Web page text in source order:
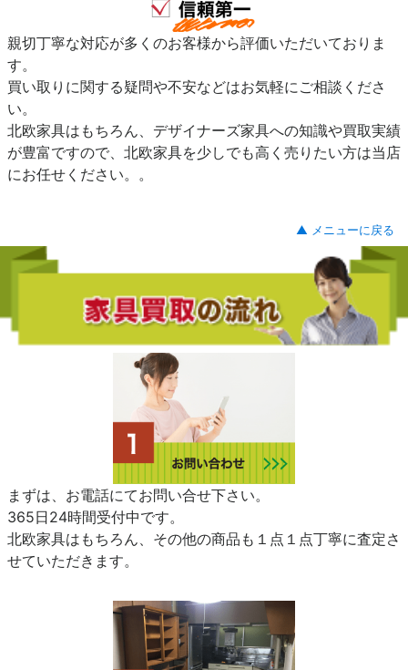
親切丁寧な対応が多くのお客様から評価いただいておりま
す。
買い取りに関する疑問や不安などはお気軽にご相談くださ
い。
北欧家具はもちろん、デザイナーズ家具への知識や買取実績
が豊富ですので、北欧家具を少しでも高く売りたい方は当店
にお任せください。。
▲ メニューに戻る
まずは、お電話にてお問い合せ下さい。
365日24時間受付中です。
北欧家具はもちろん、その他の商品も１点１点丁寧に査定さ
せていただきます。